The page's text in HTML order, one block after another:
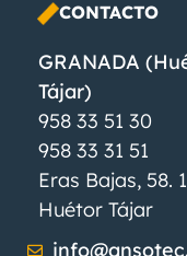
CONTACTO
GRANADA
Tájar)
958 33 51 30
958 33 31 51
Eras Bajas, 58.
Huétor Tájar